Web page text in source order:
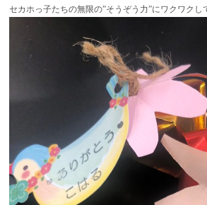
セカホっ子たちの無限の”そうぞう力”にワクワクし